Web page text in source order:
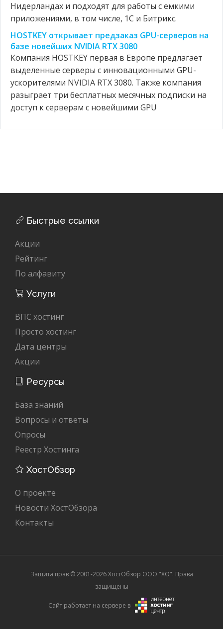
Нидерландах и подходят для работы с емкими
приложениями, в том числе, 1С и Битрикс.
HOSTKEY открывает предзаказ GPU-серверов на
базе новейших NVIDIA RTX 3080
Компания HOSTKEY первая в Европе предлагает
выделенные серверы с инновационными GPU-
ускорителями NVIDIA RTX 3080. Также компания
разыграет три бесплатных месячных подписки на
доступ к серверам с новейшими GPU
Быстрые ссылки
Акции
Рейтинг
По алфавиту
Услуги
ВПС хостинг
Просто хостинг
Дата центры
Акции
Ресурсы
База знаний
Вопросы и ответы
Опросы
Реестр Хостинга
ХостОбзор
О проекте
Новости ХостОбзора
Контакты
Защита прав © 2001-2026 ХостОбзор ООО "XO". Права
защищены
Сайт работает на сервере в